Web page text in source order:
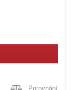
Porovnání